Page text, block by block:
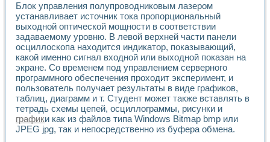
Виртуальные практикумы по электротехнике в среде
Из опыта внедрения в рамках национального проекта
Исследование эффективности решателей
Опыт разработки LabVIEW лабораторных практикумов
Проблемы повышения качества образования и
Развитие LabVIEW лабораторного практикума по
Разработка виртуальной лаборатории по электротехнике
Усовершенствованные алгоритмы частотного анализа
Об опыте работы учебного центра «Технологии
Технологии NI в магистерской программе «Прикладная
Система диагностики двигателей постоянного тока
Автоматизированный стенд формирования
Блок управления полупроводниковым лазером
устанавливает источник тока пропорциональный
выходной оптической мощности в соответствии
задаваемому уровню. В левой верхней части панели
осциллоскопа находится индикатор, показывающий,
какой именно сигнал входной или выходной показан на
экране. Со временем под управлением серверного
программного обеспечения проходит эксперимент, и
пользователь получает результаты в виде графиков,
таблиц, диаграмм и т. Студент может также вставлять в
тетрадь схемы цепей, осциллограммы, рисунки и
графики как из файлов типа Windows Bitmap bmp или
JPEG jpg, так и непосредственно из буфера обмена.